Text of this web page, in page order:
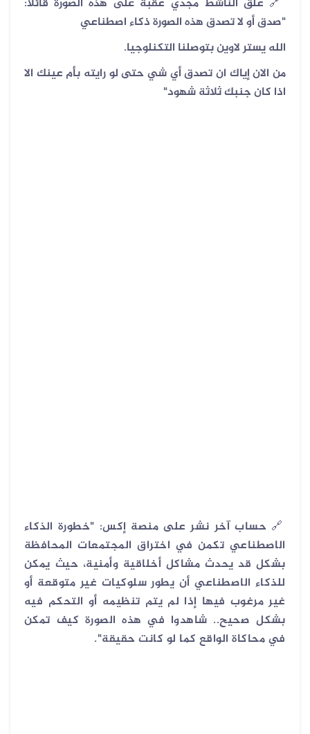
"صدق أو لا تصدق هذه الصورة ذكاء اصطناعي
الله يستر لاوين بتوصلنا التكنلوجيا.
من الان إياك ان تصدق أي شي حتى لو رايته بأم عينك الا
اذا كان جنبك ثلاثة شهود"
🔗 حساب آخر نشر على منصة إكس: "خطورة الذكاء
الاصطناعي تكمن في اختراق المجتمعات المحافظة
بشكل قد يحدث مشاكل أخلاقية وأمنية، حيث يمكن
للذكاء الاصطناعي أن يطور سلوكيات غير متوقعة أو
غير مرغوب فيها إذا لم يتم تنظيمه أو التحكم فيه
بشكل صحيح.. شاهدوا في هذه الصورة كيف تمكن
في محاكاة الواقع كما لو كانت حقيقة".